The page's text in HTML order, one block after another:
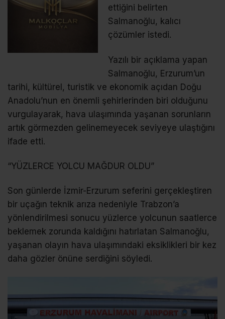
ettiğini belirten
Salmanoğlu, kalıcı
çözümler istedi.
Yazılı bir açıklama yapan
Salmanoğlu, Erzurum’un
tarihi, kültürel, turistik ve ekonomik açıdan Doğu
Anadolu’nun en önemli şehirlerinden biri olduğunu
vurgulayarak, hava ulaşımında yaşanan sorunların
artık görmezden gelinemeyecek seviyeye ulaştığını
ifade etti.
“YÜZLERCE YOLCU MAĞDUR OLDU”
Son günlerde İzmir-Erzurum seferini gerçekleştiren
bir uçağın teknik arıza nedeniyle Trabzon’a
yönlendirilmesi sonucu yüzlerce yolcunun saatlerce
beklemek zorunda kaldığını hatırlatan Salmanoğlu,
yaşanan olayın hava ulaşımındaki eksiklikleri bir kez
daha gözler önüne serdiğini söyledi.